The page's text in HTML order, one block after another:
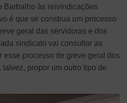
Barbalho às reivindicações
é que se construa um processo
geral das servidoras e dos
sindicato vai consultar as
esse processo de greve geral dos
propor um outro tipo de